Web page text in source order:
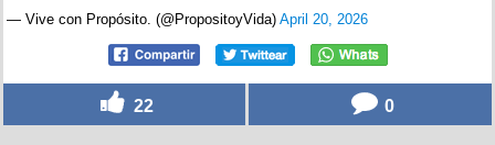
— Vive con Propósito. (@PropositoyVida) April 20, 2026
22 0